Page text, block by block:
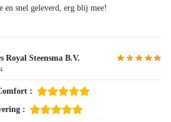
en snel geleverd, erg blij mee!
Royal Steensma B.V.
:
: